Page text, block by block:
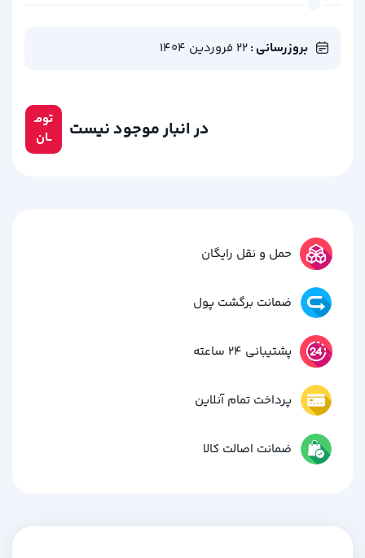
بروزرسانی :22 فروردین 1404
تومـ
ــان
در انبار موجود نیست
حمل و نقل رایگان
ضمانت برگشت پول
پشتیبانی 24 ساعته
پرداخت تمام آنلاین
ضمانت اصالت کالا